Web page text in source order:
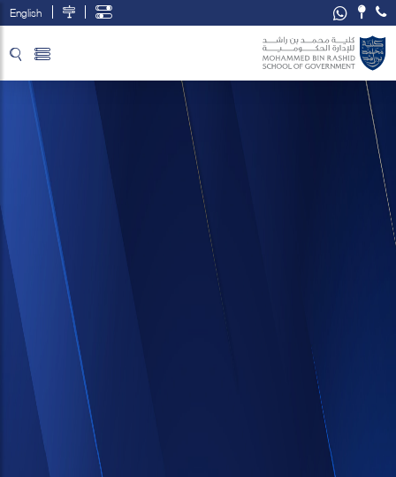
تخطي إلى المحتوى الرئيسي
فتح قائمة الوصول
English